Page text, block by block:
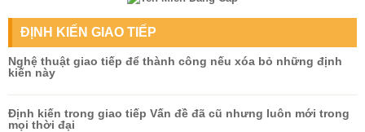
ĐỊNH KIẾN GIAO TIẾP
Nghệ thuật giao tiếp để thành công nếu xóa bỏ những định
kiến này
Định kiến trong giao tiếp Vấn đề đã cũ nhưng luôn mới trong
mọi thời đại